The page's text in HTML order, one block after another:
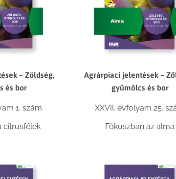
– Zöldség,
és bor
1. szám
citrusfélék
Agrárpiaci jelentések –
gyümölcs és bor
XXVII. évfolyam 25.
Fókuszban az alma